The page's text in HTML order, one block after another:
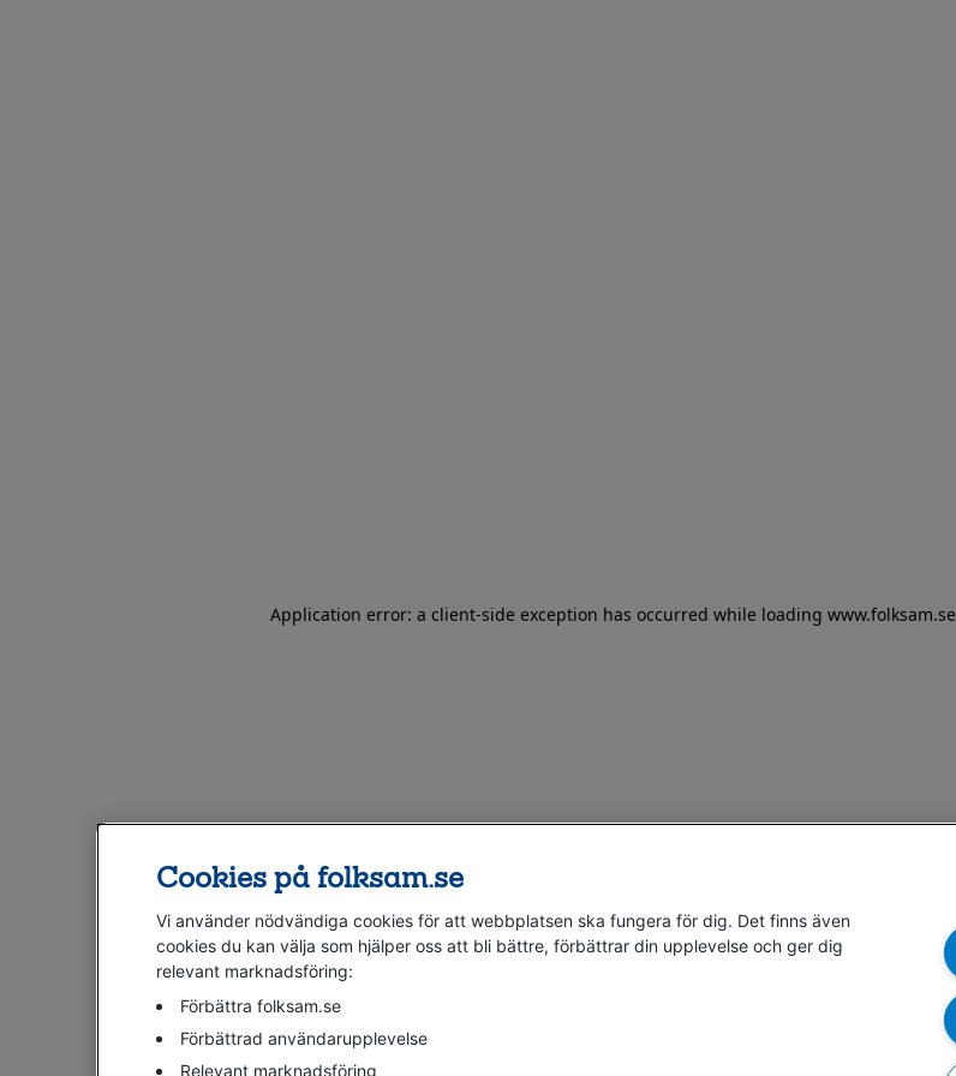
Application error: a client-side exception has occurred while loading www.folksam.se
Cookies på folksam.se
Vi använder nödvändiga cookies för att webbplatsen ska fungera för dig. Det finns även
cookies du kan välja som hjälper oss att bli bättre, förbättrar din upplevelse och ger dig
relevant marknadsföring:
Förbättra folksam.se
Förbättrad användarupplevelse
Relevant marknadsföring